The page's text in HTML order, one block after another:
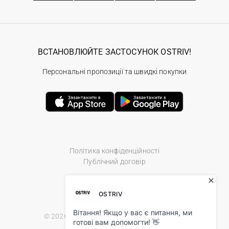
Політика конфіденційності
Публічний договір
© 2026 Ostriv.ua Store. All Rights Reserved.
ВСТАНОВЛЮЙТЕ ЗАСТОСУНОК OSTRIV!
Персональні пропозиції та швидкі покупки